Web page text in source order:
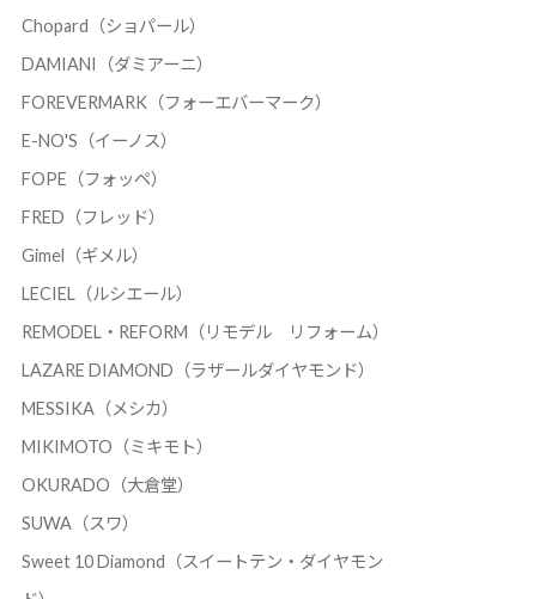
Chopard（ショパール）
DAMIANI（ダミアーニ）
FOREVERMARK（フォーエバーマーク）
E-NO'S（イーノス）
FOPE（フォッペ）
FRED（フレッド）
Gimel（ギメル）
LECIEL（ルシエール）
REMODEL・REFORM（リモデル リフォーム）
LAZARE DIAMOND（ラザールダイヤモンド）
MESSIKA（メシカ）
MIKIMOTO（ミキモト）
OKURADO（大倉堂）
SUWA（スワ）
Sweet 10 Diamond（スイートテン・ダイヤモン